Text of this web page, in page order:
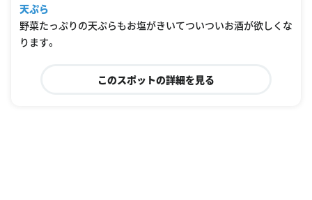
天ぷら
野菜たっぷりの天ぷらもお塩がきいてついついお酒が欲しくな
ります。
このスポットの詳細を見る